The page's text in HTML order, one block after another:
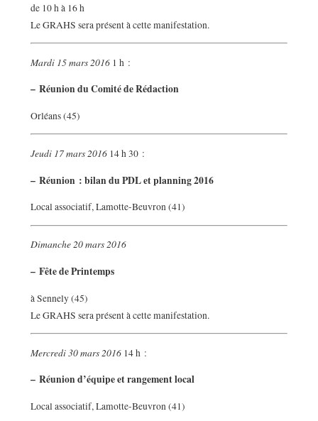
de 10 h à 16 h
Le GRAHS sera présent à cette manifestation.
Mardi 15 mars 20161 h :
– Réunion du Comité de Rédaction
Orléans (45)
Jeudi 17 mars 201614 h 30 :
– Réunion : bilan du PDL et planning 2016
Local associatif, Lamotte-Beuvron (41)
Dimanche 20 mars 2016
– Fête de Printemps
à Sennely (45)
Le GRAHS sera présent à cette manifestation.
Mercredi 30 mars 201614 h :
– Réunion d’équipe et rangement local
Local associatif, Lamotte-Beuvron (41)